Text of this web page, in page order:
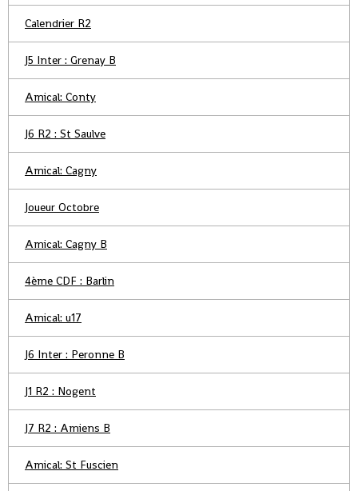
Calendrier R2
J5 Inter : Grenay B
Amical: Conty
J6 R2 : St Saulve
Amical: Cagny
Joueur Octobre
Amical: Cagny B
4ème CDF : Barlin
Amical: u17
J6 Inter : Peronne B
J1 R2 : Nogent
J7 R2 : Amiens B
Amical: St Fuscien